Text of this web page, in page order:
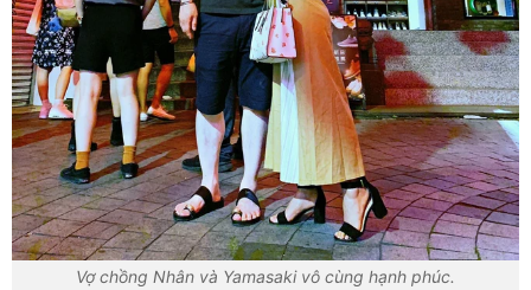
Vợ chồng Nhân và Yamasaki vô cùng hạnh phúc.